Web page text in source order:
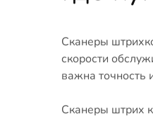
Сканеры
скорости
важна точность
Сканеры штрих